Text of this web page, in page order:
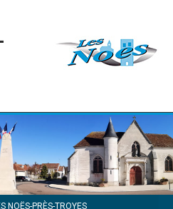
NOËS-PRÈS-TROYES